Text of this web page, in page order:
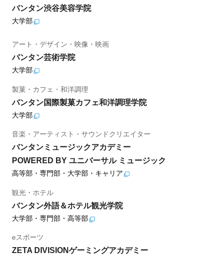
バンタン渋谷美容学院
大学部
アート・デザイン・映像・映画
バンタン芸術学院
大学部
製菓・カフェ・和洋調理
バンタン国際製菓カフェ和洋調理学院
大学部
音楽・アーティスト・サウンドクリエイター
バンタンミュージックアカデミー
POWERED BY ユニバーサル ミュージック
高等部・専門部・大学部・キャリア
観光・ホテル
バンタン外語＆ホテル観光学院
大学部・専門部・高等部
eスポーツ
ZETA DIVISIONゲーミングアカデミー